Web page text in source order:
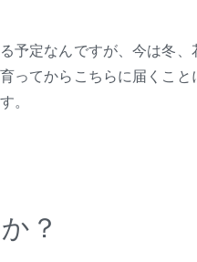
予定なんですが、今は冬
ってからこちらに届くこ
。
？